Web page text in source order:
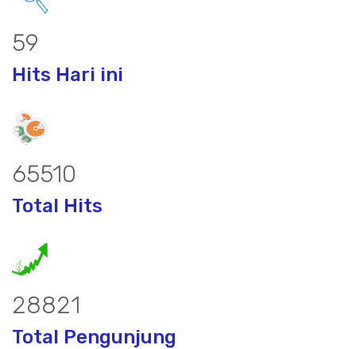
77
Hits Hari ini
85851
Total Hits
37923
Total Pengunjung